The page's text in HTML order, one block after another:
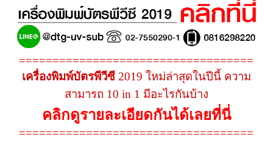
===================================
เครื่องพิมพ์บัตรพีวีซี 2019 ใหม่ล่าสุดในปีนี้ ความ
สามารถ 10 in 1 มีอะไรกันบ้าง
คลิกดูรายละเอียดกันได้เลยที่นี่
===================================